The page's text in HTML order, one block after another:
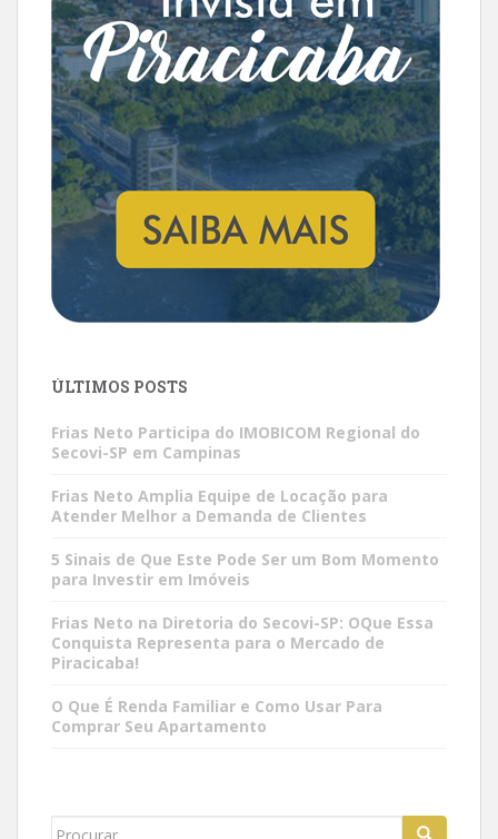
ÚLTIMOS POSTS
Frias Neto Participa do IMOBICOM Regional do
Secovi-SP em Campinas
Frias Neto Amplia Equipe de Locação para
Atender Melhor a Demanda de Clientes
5 Sinais de Que Este Pode Ser um Bom Momento
para Investir em Imóveis
Frias Neto na Diretoria do Secovi-SP: OQue Essa
Conquista Representa para o Mercado de
Piracicaba!
O Que É Renda Familiar e Como Usar Para
Comprar Seu Apartamento
Search